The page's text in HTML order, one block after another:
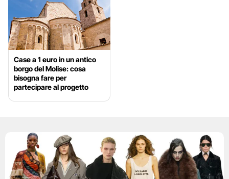
Case a 1 euro in un antico
borgo del Molise: cosa
bisogna fare per
partecipare al progetto